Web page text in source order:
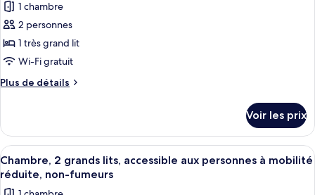
les
photos
pour
ce
type
de
Chambre,
très
grand
lit,
1 chambre
2 personnes
1 très grand lit
Wi-Fi gratuit
Plus de détails
Plus
le
type
de
chambre
Chambre,
Voir les prix
Afficher
toutes
les
Une chambre d’hôtel avec deux lits,
10
Chambre, 2 grands lits, accessible aux personnes à mobilité
réduite, non-fumeurs